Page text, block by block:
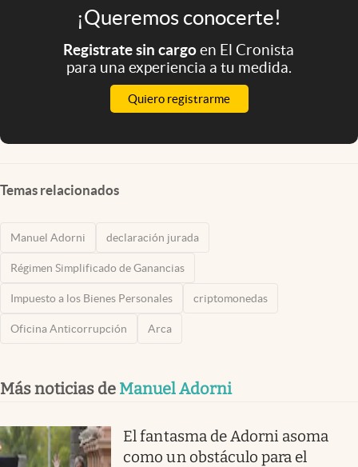
¡Queremos conocerte!
Registrate sin cargoen El Cronista
para una experiencia a tu medida.
Quiero registrarme
Temas relacionados
Manuel Adorni declaración jurada
Régimen Simplificado de Ganancias
Impuesto a los Bienes Personales criptomonedas
Oficina Anticorrupción Arca
Más noticias de Manuel Adorni
El fantasma de Adorni asoma
como un obstáculo para el